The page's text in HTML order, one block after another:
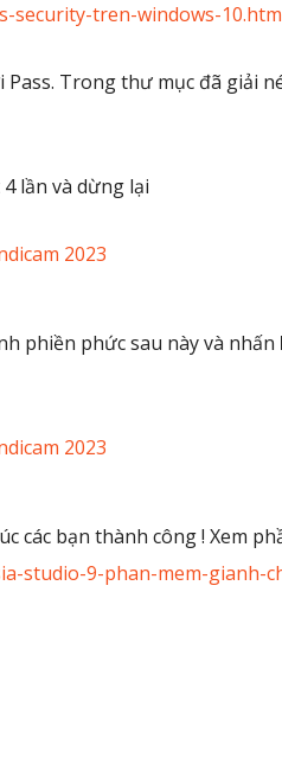
security-tren-windows-
Pass. Trong thư mục đã giải
lần và dừng lại
phiền phức sau này và nhấn
các bạn thành công ! Xem
studio-9-phan-mem-gianh-